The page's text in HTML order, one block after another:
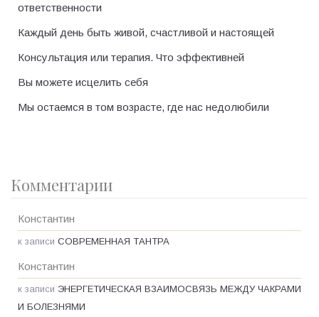
ответственности
Каждый день быть живой, счастливой и настоящей
Консультация или терапия. Что эффективней
Вы можете исцелить себя
Мы остаемся в том возрасте, где нас недолюбили
Комментарии
Константин
к записи СОВРЕМЕННАЯ ТАНТРА
Константин
к записи ЭНЕРГЕТИЧЕСКАЯ ВЗАИМОСВЯЗЬ МЕЖДУ ЧАКРАМИ
И БОЛЕЗНЯМИ